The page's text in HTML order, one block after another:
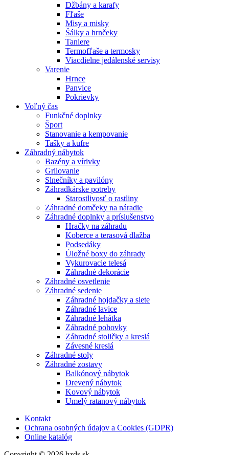
Džbány a karafy
Fľaše
Misy a misky
Šálky a hrnčeky
Taniere
Termofľaše a termosky
Viacdielne jedálenské servisy
Varenie
Hrnce
Panvice
Pokrievky
Voľný čas
Funkčné doplnky
Šport
Stanovanie a kempovanie
Tašky a kufre
Záhradný nábytok
Bazény a vírivky
Grilovanie
Slnečníky a pavilóny
Záhradkárske potreby
Starostlivosť o rastliny
Záhradné domčeky na náradie
Záhradné doplnky a príslušenstvo
Hračky na záhradu
Koberce a terasová dlažba
Podsedáky
Úložné boxy do záhrady
Vykurovacie telesá
Záhradné dekorácie
Záhradné osvetlenie
Záhradné sedenie
Záhradné hojdačky a siete
Záhradné lavice
Záhradné lehátka
Záhradné pohovky
Záhradné stoličky a kreslá
Závesné kreslá
Záhradné stoly
Záhradné zostavy
Balkónový nábytok
Drevený nábytok
Kovový nábytok
Umelý ratanový nábytok
Kontakt
Ochrana osobných údajov a Cookies (GDPR)
Online katalóg